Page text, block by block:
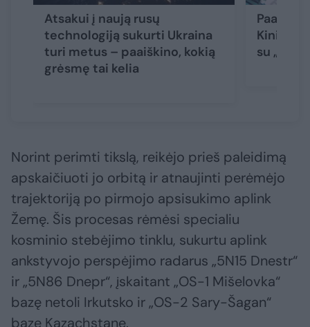
Atsakui į naują rusų
technologiją sukurti Ukraina
turi metus – paaiškino, kokią
grėsmę tai kelia
Kinijos
su
Norint perimti tikslą, reikėjo prieš paleidimą
apskaičiuoti jo orbitą ir atnaujinti perėmėjo
trajektoriją po pirmojo apsisukimo aplink
Žemę. Šis procesas rėmėsi specialiu
kosminio stebėjimo tinklu, sukurtu aplink
ankstyvojo perspėjimo radarus „5N15 Dnestr“
ir „5N86 Dnepr“, įskaitant „OS-1 Mišelovka“
bazę netoli Irkutsko ir „OS-2 Sary-Šagan“
bazę Kazachstane.